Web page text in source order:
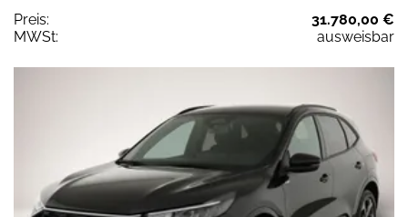
Preis:
31.780,00 €
MWSt:
ausweisbar